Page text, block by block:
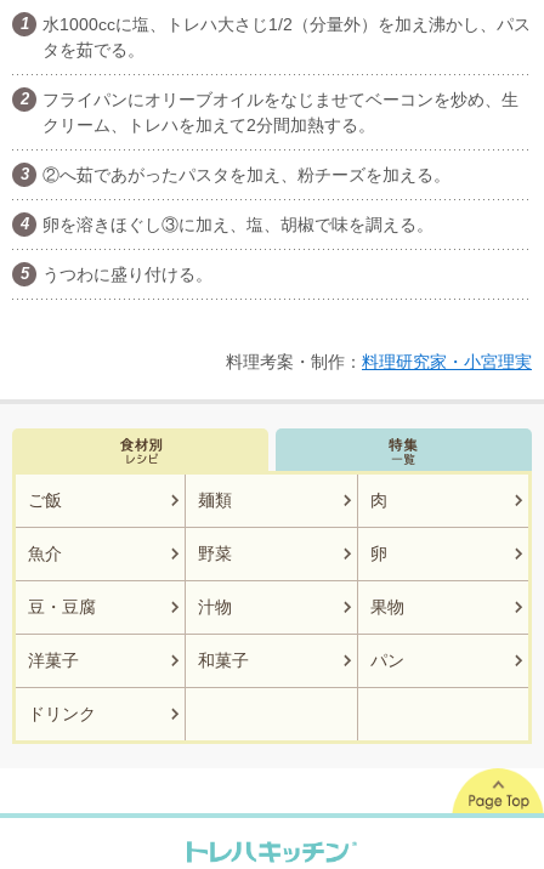
水1000ccに塩、トレハ大さじ1/2（分量外）を加え沸かし、パス
タを茹でる。
フライパンにオリーブオイルをなじませてベーコンを炒め、生
クリーム、トレハを加えて2分間加熱する。
②へ茹であがったパスタを加え、粉チーズを加える。
卵を溶きほぐし③に加え、塩、胡椒で味を調える。
うつわに盛り付ける。
料理考案・制作： 料理研究家・小宮理実
ご飯 麺類 肉
魚介 野菜 卵
豆・豆腐 汁物 果物
洋菓子 和菓子 パン
ドリンク